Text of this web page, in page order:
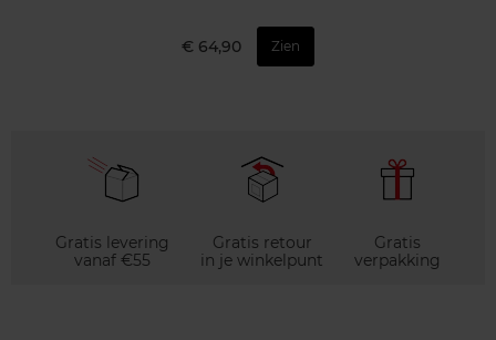
€ 64,90 Zien
Gratis levering
vanaf €55
Gratis retour
in je winkelpunt
Gratis
verpakking